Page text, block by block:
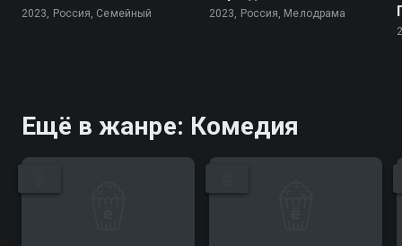
2023, Россия, Cемейный 2023, Россия, Мелодрама
Ещё в жанре: Комедия